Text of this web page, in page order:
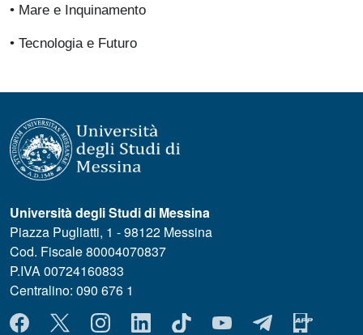
• Mare e Inquinamento
• Tecnologia e Futuro
Università degli Studi di Messina
Piazza Pugliatti, 1 - 98122 Messina
Cod. Fiscale 80004070837
P.IVA 00724160833
Centralino: 090 676 1
MENÙ SOCIAL